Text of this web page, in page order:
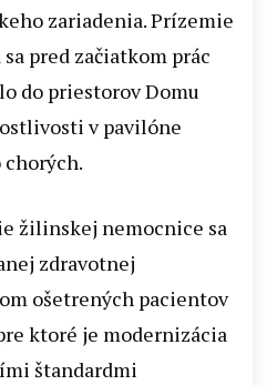
zariadenia. Prízemie
pred začiatkom prác
do priestorov Domu
v pavilóne
žilinskej nemocnice sa
zdravotnej
ošetrených pacientov
ktoré je modernizácia
štandardmi